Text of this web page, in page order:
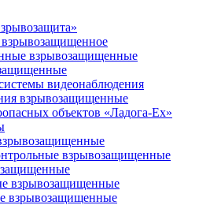
взрывозащищенные
видеонаблюдения
взрывозащищенные
объектов «Ладога-Ex»
взрывозащищенные
взрывозащищенные
взрывозащищенные